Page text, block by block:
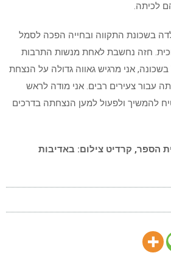
לכיתה.
בשכונת התקווה ובחייה הפכה לסמל
חזה נחשבת לאחת מנשות התרבות
אני מרגיש גאווה גדולה על הנצחת
עבור צעירים רבים. אני מודה לראש
להמשיך ולפעול למען הנצחתה בדרכים
הספר, קרדיט צילום: באדיבות